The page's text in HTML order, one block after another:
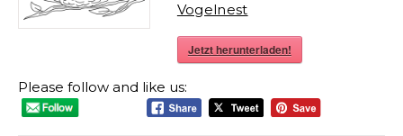
Vogelnest
Jetzt herunterladen!
Please follow and like us: